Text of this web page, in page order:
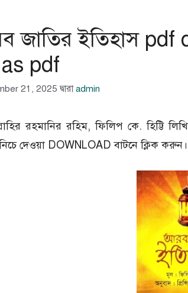
জাতির ইতিহাস
pdf
21, 2025 দ্বারাadmin
রহমানির রহিম, ফিলিপ কে. হিট্টি
দেওয়া DOWNLOAD বাটনে ক্লিক করুন।